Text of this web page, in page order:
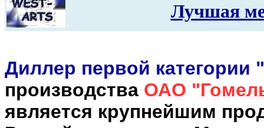
Лучшая
Диллер первой категории
производства ОАО
является крупнейшим